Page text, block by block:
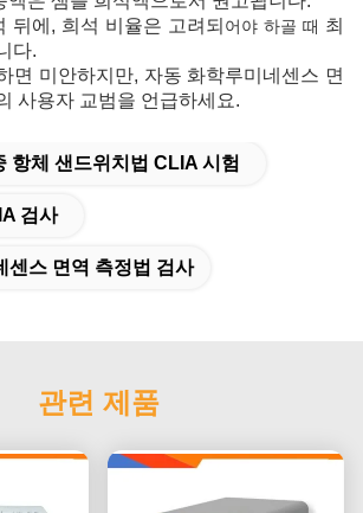
뒤에, 희석 비율은 고려되 어야 하골 때 최
다.
면 미안하지만, 자동 화학루미네센스 면
사용자 교범을 언급하세요.
항체 샌드위치법 CLIA 시험
검사
센스 면역 측정법 검사
관련 제품